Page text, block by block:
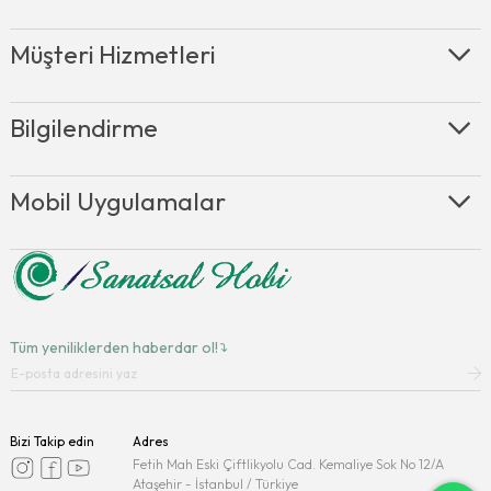
Müşteri Hizmetleri
Bilgilendirme
Mobil Uygulamalar
Tüm yeniliklerden haberdar ol!
Bizi Takip edin
Adres
Fetih Mah Eski Çiftlikyolu Cad. Kemaliye Sok No 12/A
Ataşehir - İstanbul / Türkiye